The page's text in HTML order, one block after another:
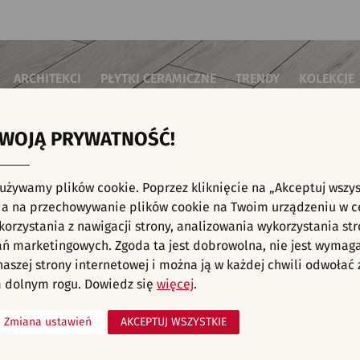
ARCHITEKCI PŁYTKI CERAMICZNE TRENDY KOLEKCJE
do sypialni
kuchenne
łazienkowe
na schody
na taras
komercyjne
Płytki ścienne
Płytki cegiełki
Płytki drewnopodobne
Płytki heksagonalne
Płytki jodełka
Płytki kamienne
Płytki kolorowe
Płytki
Płytki we
KAFELKI - SYPIALNIA, PŁYTKI
PRYWATNOŚĆ!
plików cookie. Poprzez kliknięcie na „Akceptuj
na przechowywanie plików cookie na Twoim urządzeniu w
z nawigacji strony, analizowania wykorzystania
marketingowych. Zgoda ta jest dobrowolna, nie jest
strony internetowej i można ją w każdej chwili odwołać
dolnym rogu. Dowiedz się więcej.
Zmiana ustawień AKCEPTUJ WSZYSTKIE